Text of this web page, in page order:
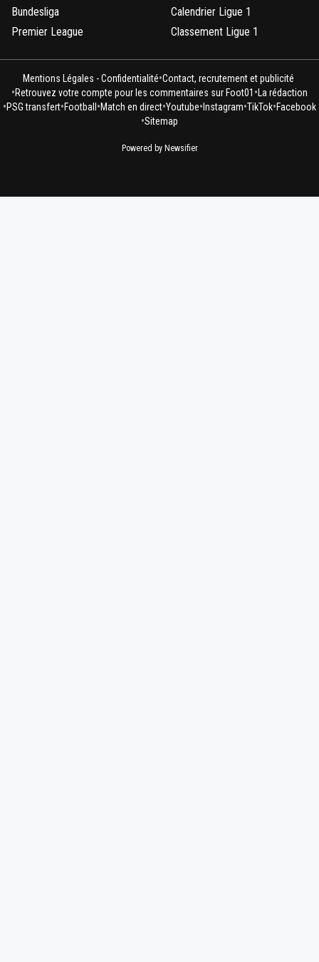
Bundesliga
Premier League
Calendrier Ligue 1
Classement Ligue 1
Mentions Légales - Confidentialité•Contact, recrutement et publicité
•Retrouvez votre compte pour les commentaires sur Foot01 •La rédaction
•PSG transfert•Football •Match en direct•Youtube• Instagram•TikTok•Facebook
•Sitemap
Powered by Newsifier